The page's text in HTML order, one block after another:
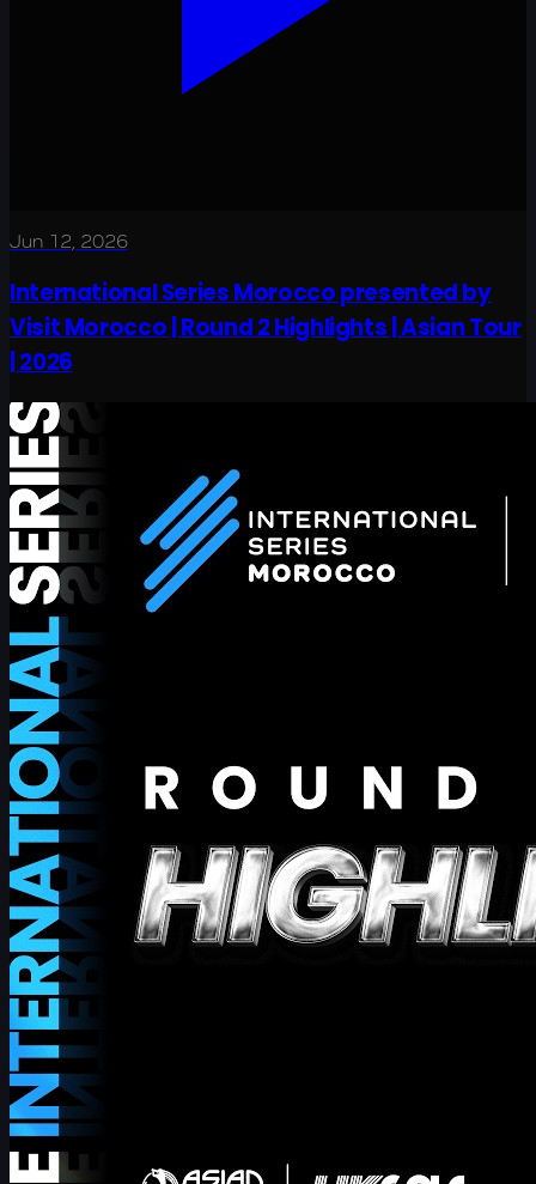
Jun 12, 2026
International Series Morocco presented by
Visit Morocco | Round 2 Highlights | Asian Tour
| 2026